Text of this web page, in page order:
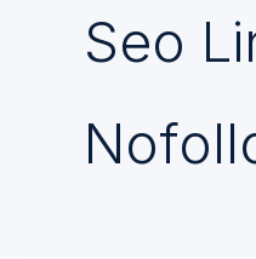
Seo